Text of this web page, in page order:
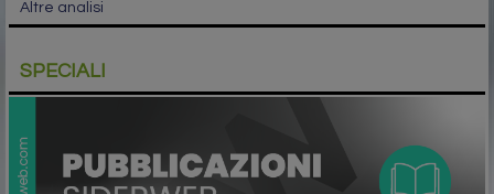
Altre analisi
SPECIALI